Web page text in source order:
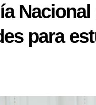
Nacional
para